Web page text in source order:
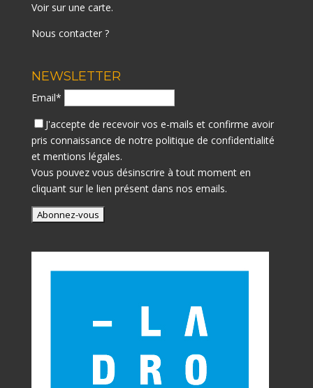
Voir sur une carte.
Nous contacter ?
NEWSLETTER
Email*
J'accepte de recevoir vos e-mails et confirme avoir
pris connaissance de notre politique de confidentialité
et mentions légales.
Vous pouvez vous désinscrire à tout moment en
cliquant sur le lien présent dans nos emails.